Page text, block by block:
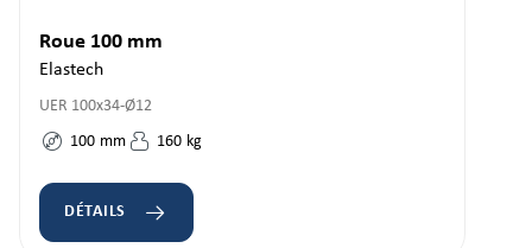
Roue 100 mm
Elastech
UER 100x34-Ø12
100 mm 160 kg
DÉTAILS